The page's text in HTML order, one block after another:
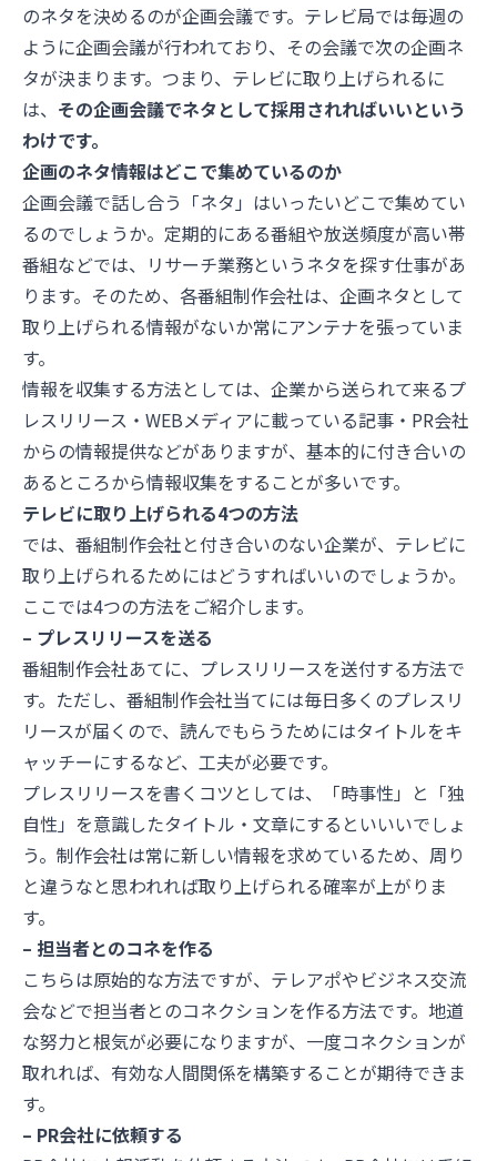
のネタを決めるのが企画会議です。テレビ局では毎週の
ように企画会議が行われており、その会議で次の企画ネ
タが決まります。つまり、テレビに取り上げられるに
は、 その企画会議でネタとして採用されればいいという
わけです。
企画のネタ情報はどこで集めているのか
企画会議で話し合う「ネタ」はいったいどこで集めてい
るのでしょうか。定期的にある番組や放送頻度が高い帯
番組などでは、リサーチ業務というネタを探す仕事があ
ります。そのため、各番組制作会社は、企画ネタとして
取り上げられる情報がないか常にアンテナを張っていま
す。
情報を収集する方法としては、企業から送られて来るプ
レスリリース・WEBメディアに載っている記事・PR会社
からの情報提供などがありますが、基本的に付き合いの
あるところから情報収集をすることが多いです。
テレビに取り上げられる4つの方法
では、番組制作会社と付き合いのない企業が、テレビに
取り上げられるためにはどうすればいいのでしょうか。
ここでは4つの方法をご紹介します。
– プレスリリースを送る
番組制作会社あてに、プレスリリースを送付する方法で
す。ただし、番組制作会社当てには毎日多くのプレスリ
リースが届くので、読んでもらうためにはタイトルをキ
ャッチーにするなど、工夫が必要です。
プレスリリースを書くコツとしては、「時事性」と「独
自性」を意識したタイトル・文章にするといいいでしょ
う。制作会社は常に新しい情報を求めているため、周り
と違うなと思われれば取り上げられる確率が上がりま
す。
– 担当者とのコネを作る
こちらは原始的な方法ですが、テレアポやビジネス交流
会などで担当者とのコネクションを作る方法です。地道
な努力と根気が必要になりますが、一度コネクションが
取れれば、有効な人間関係を構築することが期待できま
す。
– PR会社に依頼する